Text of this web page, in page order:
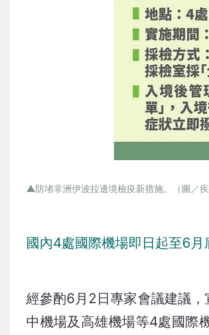
▲防堵非洲伊波拉邊境檢疫新措施。（圖／疾
國內4處國際機場即日起至6月
經參酌6月2日專家會議建議
中機場及高雄機場等4處國際